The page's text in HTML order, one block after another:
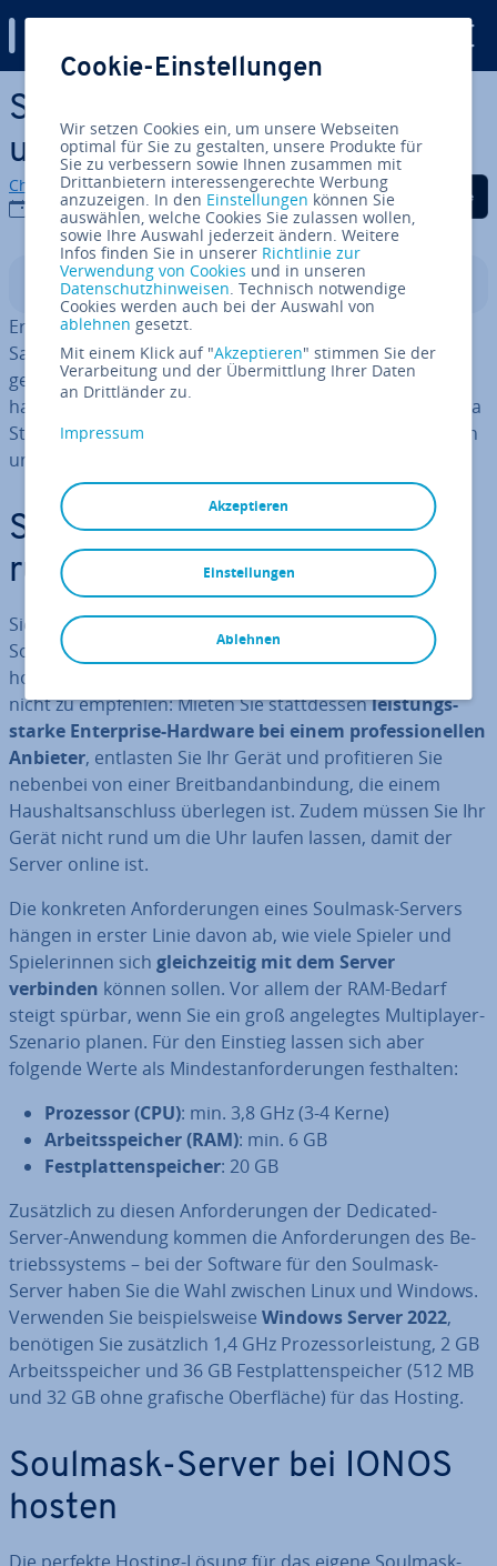
Zum Haupt­in­halt springen
Soulmask Server erstellen
und hosten
Christian Heldmaier
11.07.2024
Auf Facebook teilen
Auf Twitter teilen
Auf LinkedIn
In­halts­ver­zeich­nis
Erstellen Sie einen de­di­zier­ten Server, können Sie das
Sandbox-Survival-Game Soulmask mit allen Frei­hei­ten
genießen. Sobald Sie die passende Hardware parat
haben, können Sie den Soulmask-Server ganz einfach via
SteamCMD her­un­ter­la­den und im Anschluss in­stal­lie­ren
und ein­rich­ten.
Soulmask-Server: An­for­de­
run­gen
Sie können die Dedicated-Server-Anwendung von
Soulmask theo­re­tisch auf Ihrem privaten Rechner
hosten. Al­ler­dings ist dies aus Per­for­mance-Gründen
nicht zu empfehlen: Mieten Sie statt­des­senleis­tungs­
star­ke En­ter­pri­se-Hardware bei einem pro­fes­sio­nel­len
Anbieter, entlasten Sie Ihr Gerät und pro­fi­tie­ren Sie
nebenbei von einer Breit­band­an­bin­dung, die einem
Haus­halts­an­schluss überlegen ist. Zudem müssen Sie Ihr
Gerät nicht rund um die Uhr laufen lassen, damit der
Server online ist.
Die konkreten An­for­de­run­gen eines Soulmask-Servers
hängen in erster Linie davon ab, wie viele Spieler und
Spie­le­rin­nen sich gleich­zei­tig mit dem Server
verbinden können sollen. Vor allem der RAM-Bedarf
steigt spürbar, wenn Sie ein groß an­ge­leg­tes Mul­ti­play­er-
Szenario planen. Für den Einstieg lassen sich aber
folgende Werte als Min­dest­an­for­de­run­gen fest­hal­ten:
Prozessor (CPU): min. 3,8 GHz (3-4 Kerne)
Ar­beits­spei­cher (RAM): min. 6 GB
Fest­plat­ten­spei­cher: 20 GB
Zu­sätz­lich zu diesen An­for­de­run­gen der Dedicated-
Server-Anwendung kommen die An­for­de­run­gen des Be­
triebs­sys­tems – bei der Software für den Soulmask-
Server haben Sie die Wahl zwischen Linux und Windows.
Verwenden Sie bei­spiels­wei­se Windows Server 2022,
benötigen Sie zu­sätz­lich 1,4 GHz Pro­zes­sor­leis­tung, 2 GB
Ar­beits­spei­cher und 36 GB Fest­plat­ten­spei­cher (512 MB
und 32 GB ohne grafische Ober­flä­che) für das Hosting.
Soulmask-Server bei IONOS
hosten
Cookie-Einstellungen
Wir setzen Cookies ein, um unsere Webseiten
optimal für Sie zu gestalten, unsere Produkte für
Sie zu verbessern sowie Ihnen zusammen mit
Drittanbietern interessengerechte Werbung
anzuzeigen. In den Einstellungen können Sie
auswählen, welche Cookies Sie zulassen wollen,
sowie Ihre Auswahl jederzeit ändern. Weitere
Infos finden Sie in unserer Richtlinie zur
Verwendung von Cookies und in unseren
Datenschutzhinweisen. Technisch notwendige
Cookies werden auch bei der Auswahl von
ablehnen gesetzt.
Mit einem Klick auf "Akzeptieren" stimmen Sie der
Verarbeitung und der Übermittlung Ihrer Daten
an Drittländer zu.
Impressum
Akzeptieren
Ablehnen
Einstellungen